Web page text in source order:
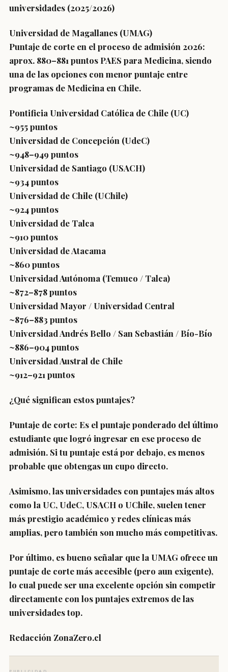
universidades (2025/2026)
Universidad de Magallanes (UMAG)
Puntaje de corte en el proceso de admisión 2026:
aprox. 880–881 puntos PAES para Medicina, siendo
una de las opciones con menor puntaje entre
programas de Medicina en Chile.
Pontificia Universidad Católica de Chile (UC)
~955 puntos
Universidad de Concepción (UdeC)
~948–949 puntos
Universidad de Santiago (USACH)
~934 puntos
Universidad de Chile (UChile)
~924 puntos
Universidad de Talca
~910 puntos
Universidad de Atacama
~860 puntos
Universidad Autónoma (Temuco / Talca)
~872–878 puntos
Universidad Mayor / Universidad Central
~876–883 puntos
Universidad Andrés Bello / San Sebastián / Bío-Bío
~886–904 puntos
Universidad Austral de Chile
~912–921 puntos
¿Qué significan estos puntajes?
Puntaje de corte: Es el puntaje ponderado del último
estudiante que logró ingresar en ese proceso de
admisión. Si tu puntaje está por debajo, es menos
probable que obtengas un cupo directo.
Asimismo, las universidades con puntajes más altos
como la UC, UdeC, USACH o UChile, suelen tener
más prestigio académico y redes clínicas más
amplias, pero también son mucho más competitivas.
Por último, es bueno señalar que la UMAG ofrece un
puntaje de corte más accesible (pero aun exigente),
lo cual puede ser una excelente opción sin competir
directamente con los puntajes extremos de las
universidades top.
Redacción ZonaZero.cl